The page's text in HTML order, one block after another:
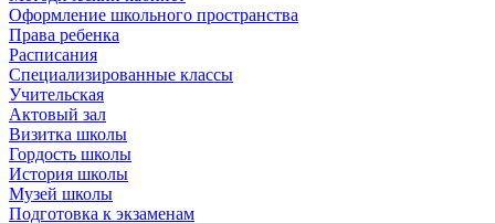
Оформление школьного пространства
Права ребенка
Расписания
Специализированные классы
Учительская
Актовый зал
Визитка школы
Гордость школы
История школы
Музей школы
Подготовка к экзаменам